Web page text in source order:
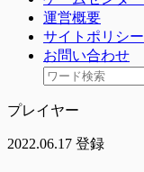
運営概要
サイトポリシー
お問い合わせ
プレイヤー
2022.06.17 登録